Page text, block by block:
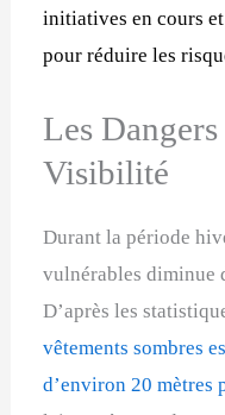
initiatives en cours
pour réduire les
Les
Visibilité
Durant la période
vulnérables diminue
D’après les
vêtements sombres
d’environ 20 mètres